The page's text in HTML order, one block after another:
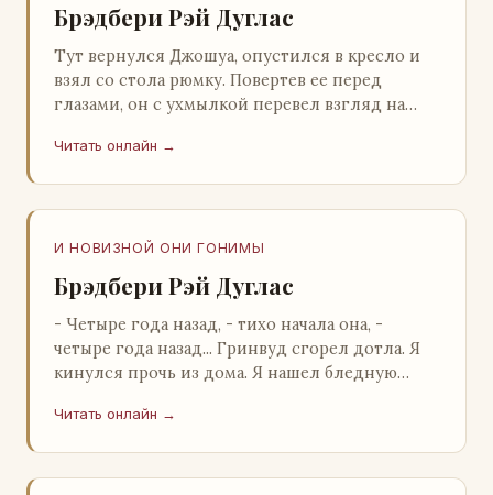
Брэдбери Рэй Дуглас
Тут вернулся Джошуа, опустился в кресло и
взял со стола рюмку. Повертев ее перед
глазами, он с ухмылкой перевел взгляд на
видом с…
Читать онлайн →
И НОВИЗНОЙ ОНИ ГОНИМЫ
Брэдбери Рэй Дуглас
- Четыре года назад, - тихо начала она, -
четыре года назад... Гринвуд сгорел дотла. Я
кинулся прочь из дома. Я нашел бледную
Читать онлайн →